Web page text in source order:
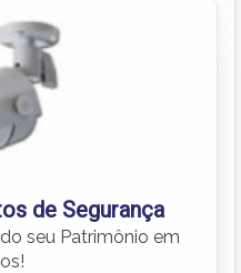
de Segurança
seu Patrimônio em